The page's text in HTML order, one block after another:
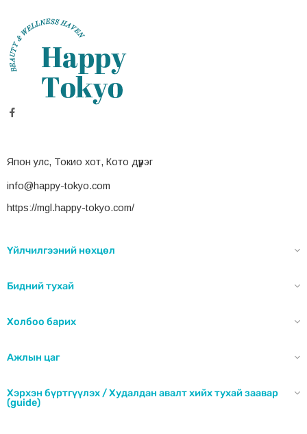
Япон улс, Токио хот, Кото дүүрэг
info@happy-tokyo.com
https://mgl.happy-tokyo.com/
Үйлчилгээний нөхцөл
Бидний тухай
Холбоо барих
Ажлын цаг
Хэрхэн бүртгүүлэх / Худалдан авалт хийх тухай заавар
(guide)